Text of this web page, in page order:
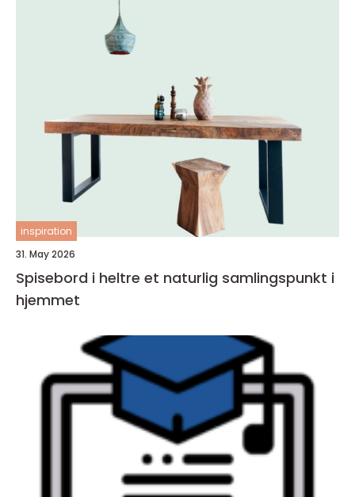
inspiration
31. May 2026
Spisebord i heltre et naturlig samlingspunkt i
hjemmet